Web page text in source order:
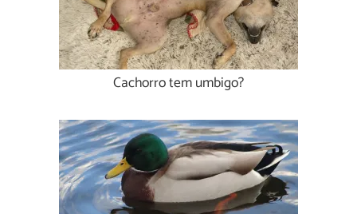
Cachorro tem umbigo?